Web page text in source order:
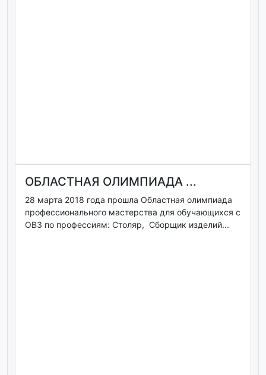
ОБЛАСТНАЯ ОЛИМПИАДА ...
28 марта 2018 года прошла Областная олимпиада
профессионального мастерства для обучающихся с
ОВЗ по профессиям: Столяр, Сборщик изделий...